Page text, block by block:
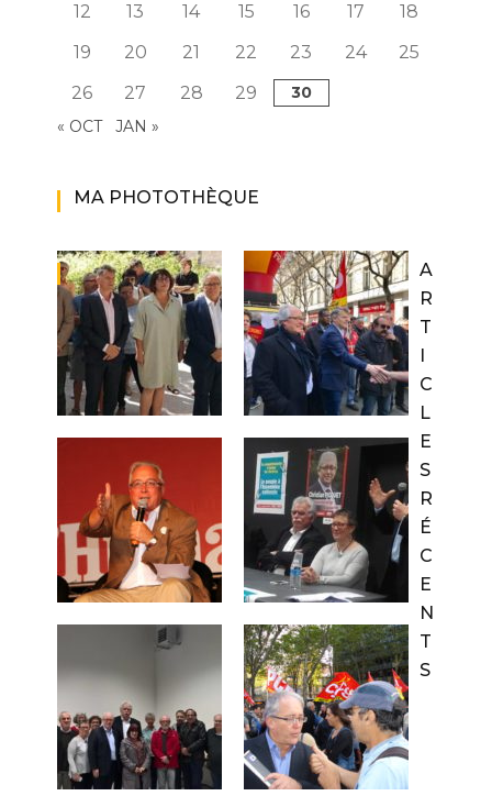
12
13 14 15 16 17
18
19
20 21 22 23 24
25
26
27 28 29
30
« OCT
JAN »
MA PHOTOTHÈQUE
A
R
T
C
L
E
S
R
É
C
E
N
T
S